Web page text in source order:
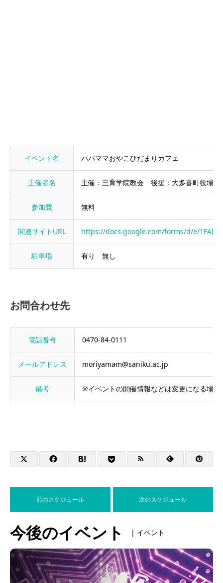
イベント名 パパママおやこひだまりカフェ
主催者名 主催：三育学院教会 後援：大多喜町役場
参加費 無料
関連サイトURL https://docs.google.com/forms/d/e/
駐車場 有り 無し
お問合わせ先
電話番号 0470-84-0111
メールアドレス moriyamam@saniku.ac.jp
備考 ※イベントの開催情報などは変更になる場
前のスケジュール 次のスケジュール
今後のイベント | イベント